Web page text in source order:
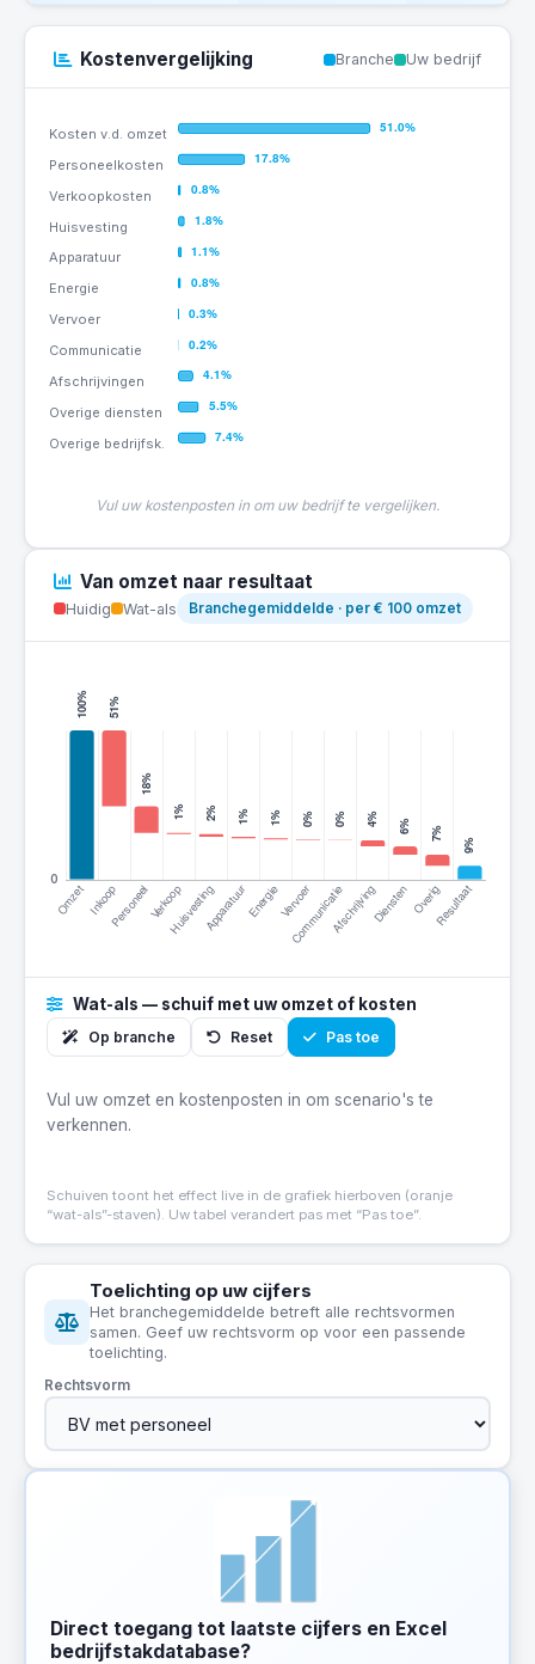
Kostenvergelijking Branche Uw bedrijf
Vul uw kostenposten in om uw bedrijf te vergelijken.
Van omzet naar resultaat
Huidig Wat-als Branchegemiddelde · per € 100 omzet
Wat-als — schuif met uw omzet of kosten
Op branche Reset Pas toe
Vul uw omzet en kostenposten in om scenario's te
verkennen.
Schuiven toont het effect live in de grafiek hierboven (oranje
“wat-als”-staven). Uw tabel verandert pas met “Pas toe”.
Toelichting op uw cijfers
Het branchegemiddelde betreft alle rechtsvormen
samen. Geef uw rechtsvorm op voor een passende
toelichting.
Rechtsvorm
Direct toegang tot laatste cijfers en Excel
bedrijfstakdatabase?